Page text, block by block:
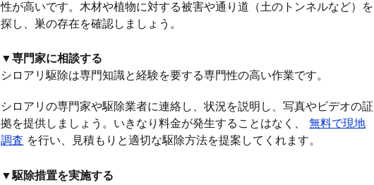
性が高いです。木材や植物に対する被害や通り道（土のトンネルなど）を
探し、巣の存在を確認しましょう。
▼専門家に相談する
シロアリ駆除は専門知識と経験を要する専門性の高い作業です。
シロアリの専門家や駆除業者に連絡し、状況を説明し、写真やビデオの証
拠を提供しましょう。いきなり料金が発生することはなく、
無料で現地
調査 を行い、見積もりと適切な駆除方法を提案してくれます。
▼駆除措置を実施する